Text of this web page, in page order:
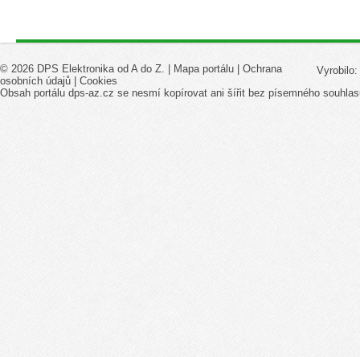
Vyrobilo:
© 2026 DPS Elektronika od A do Z. | Mapa portálu
Ochrana
osobních údajů
Cookies
Obsah portálu dps-az.cz se nesmí kopírovat ani šířit bez písemného